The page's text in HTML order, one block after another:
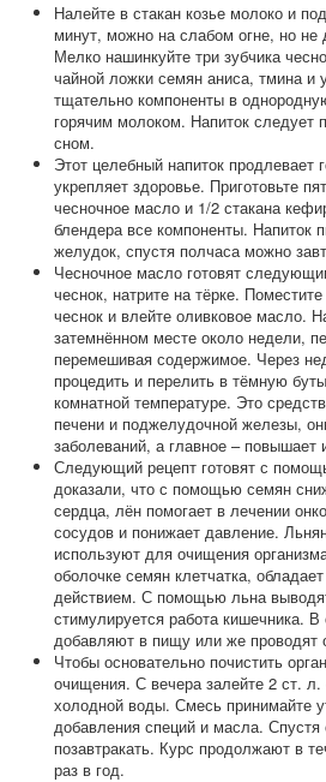
Налейте в стакан козье молоко и
минут, можно на слабом огне, но не
Мелко нашинкуйте три зубчика
чайной ложки семян аниса, тмина и
тщательно компоненты в
горячим молоком. Напиток следует
сном.
Этот целебный напиток продлевает
укрепляет здоровье. Приготовьте
чесночное масло и 1/2 стакана
блендера все компоненты. Напиток
желудок, спустя полчаса можно
Чесночное масло готовят
чеснок, натрите на тёрке.
чеснок и влейте оливковое масло.
затемнённом месте около недели,
перемешивая содержимое. Через
процедить и перелить в тёмную
комнатной температуре. Это
печени и поджелудочной железы,
заболеваний, а главное – повышает
Следующий рецепт готовят с
доказали, что с помощью семян
сердца, лён помогает в лечении
сосудов и понижает давление.
используют для очищения
оболочке семян клетчатка,
действием. С помощью льна
стимулируется работа кишечника.
добавляют в пищу или же
Чтобы основательно почистить
очищения. С вечера залейте 2 ст.
холодной воды. Смесь принимайте
добавления специй и масла.
позавтракать. Курс продолжают в
раз в год.